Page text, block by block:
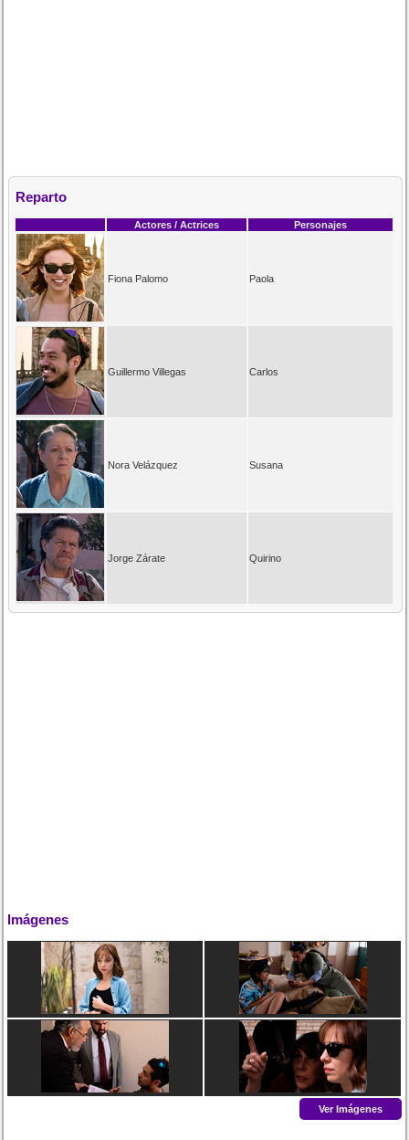
Reparto
Actores / Actrices Personajes
Fiona Palomo Paola
Guillermo Villegas Carlos
Nora Velázquez Susana
Jorge Zárate Quirino
Imágenes
Ver Imágenes